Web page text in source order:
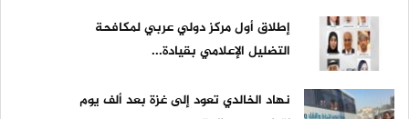
إطلاق أول مركز دولي عربي لمكافحة
التضليل الإعلامي بقيادة...
نهاد الخالدي تعود إلى غزة بعد ألف يوم